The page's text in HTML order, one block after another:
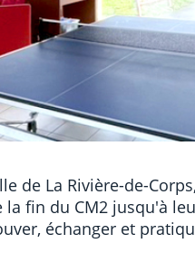
de La Rivière-de-
fin du CM2 jusqu'à
échanger et